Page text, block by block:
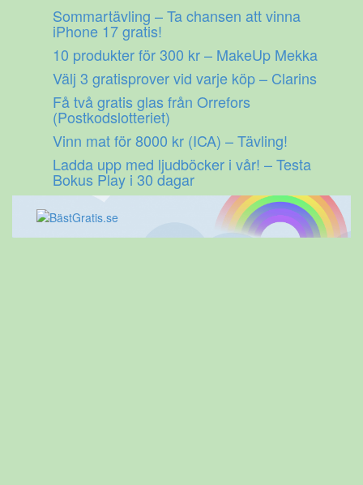
Sommartävling – Ta chansen att vinna
iPhone 17 gratis!
10 produkter för 300 kr – MakeUp Mekka
Välj 3 gratisprover vid varje köp – Clarins
Få två gratis glas från Orrefors
(Postkodslotteriet)
Vinn mat för 8000 kr (ICA) – Tävling!
Ladda upp med ljudböcker i vår! – Testa
Bokus Play i 30 dagar